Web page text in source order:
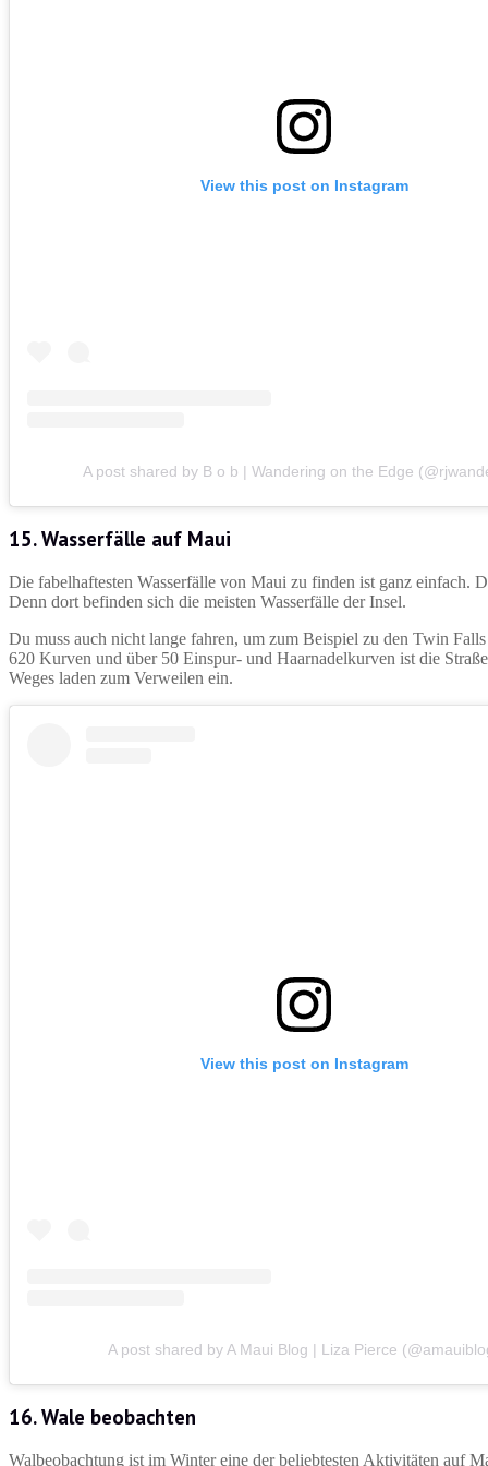
View this post on Instagram
A post shared by B o b | Wandering on the Edge
15. Wasserfälle auf Maui
Die fabelhaftesten Wasserfälle von Maui zu finden ist ganz einfach.
Denn dort befinden sich die meisten Wasserfälle der Insel.
Du muss auch nicht lange fahren, um zum Beispiel zu den Twin
620 Kurven und über 50 Einspur- und Haarnadelkurven ist die
Weges laden zum Verweilen ein.
View this post on Instagram
A post shared by A Maui Blog | Liza Pierce
16. Wale beobachten
Walbeobachtung ist im Winter eine der beliebtesten Aktivitäten auf